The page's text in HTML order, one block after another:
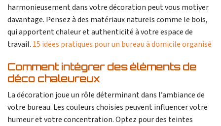
harmonieusement dans votre décoration peut vous motiver
davantage. Pensez à des matériaux naturels comme le bois,
qui apportent chaleur et authenticité à votre espace de
travail. 15 idées pratiques pour un bureau à domicile organisé
Comment intégrer des éléments de
déco chaleureux
La décoration joue un rôle déterminant dans l’ambiance de
votre bureau. Les couleurs choisies peuvent influencer votre
humeur et votre concentration. Optez pour des teintes